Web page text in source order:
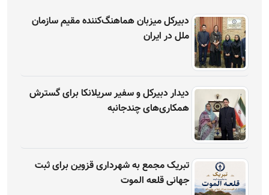
دبیرکل میزبان هماهنگ‌کننده مقیم سازمان
ملل در ایران
دیدار دبیرکل و سفیر سریلانکا برای گسترش
همکاری‌های چندجانبه
تبریک مجمع به شهرداری قزوین برای ثبت
جهانی قلعه الموت